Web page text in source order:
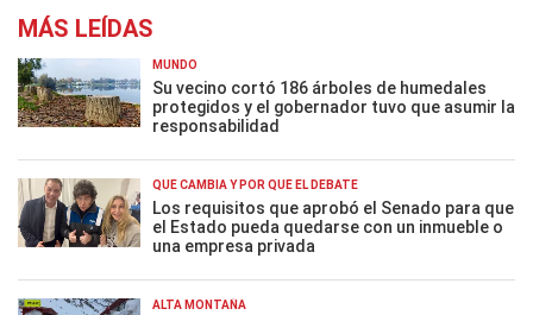
MÁS LEÍDAS
MUNDO
Su vecino cortó 186 árboles de humedales
protegidos y el gobernador tuvo que asumir la
responsabilidad
QUÉ CAMBIA Y POR QUÉ EL DEBATE
Los requisitos que aprobó el Senado para que
el Estado pueda quedarse con un inmueble o
una empresa privada
ALTA MONTAÑA